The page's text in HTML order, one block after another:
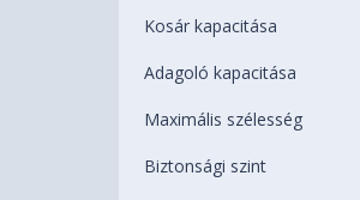
Kosár kapacitása
Adagoló kapacitása
Maximális szélesség
Biztonsági szint